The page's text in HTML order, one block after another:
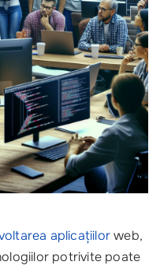
aplicațiilorweb,
potrivite poate